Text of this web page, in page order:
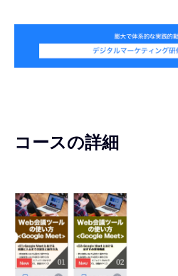
コースの詳細